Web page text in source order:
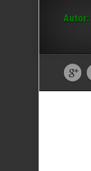
Autor: